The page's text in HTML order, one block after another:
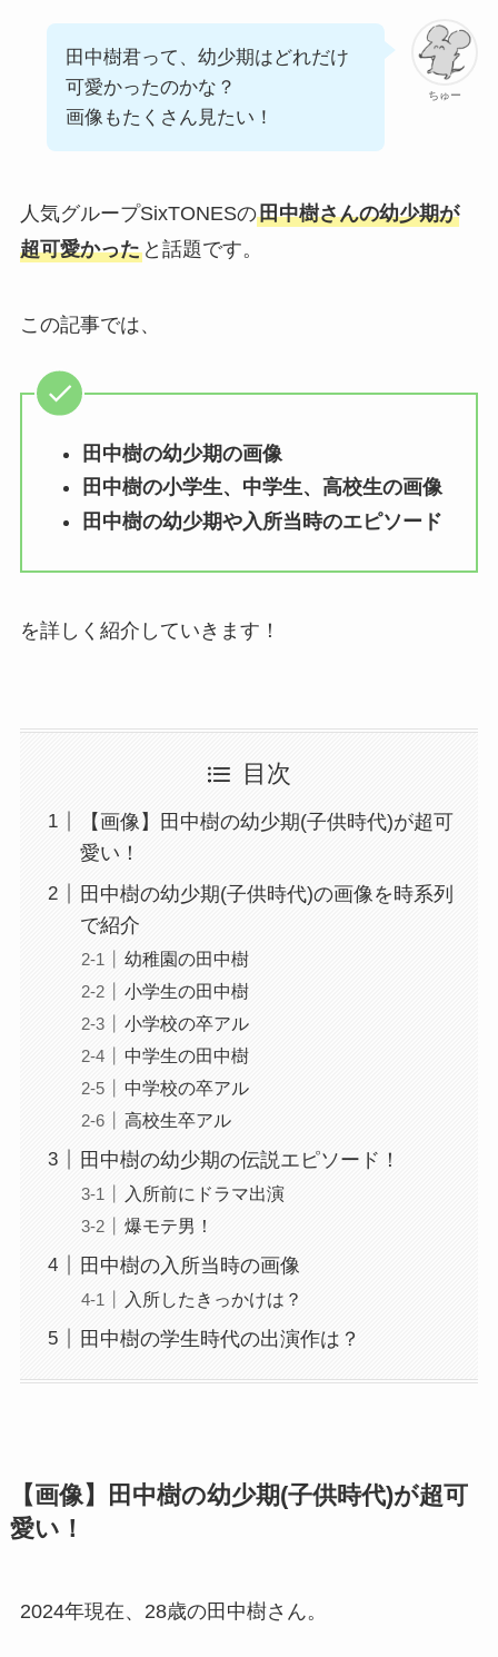
ちゅー
田中樹君って、幼少期はどれだけ
可愛かったのかな？
画像もたくさん見たい！
人気グループSixTONESの田中樹さんの幼少期が
超可愛かったと話題です。
この記事では、
田中樹の幼少期の画像
田中樹の小学生、中学生、高校生の画像
田中樹の幼少期や入所当時のエピソード
を詳しく紹介していきます！
目次
【画像】田中樹の幼少期(子供時代)が超可
愛い！
田中樹の幼少期(子供時代)の画像を時系列
で紹介
幼稚園の田中樹
小学生の田中樹
小学校の卒アル
中学生の田中樹
中学校の卒アル
高校生卒アル
田中樹の幼少期の伝説エピソード！
入所前にドラマ出演
爆モテ男！
田中樹の入所当時の画像
入所したきっかけは？
田中樹の学生時代の出演作は？
【画像】 田中樹の幼少期(子供時代)が超可
愛い！
2024年現在、28歳の田中樹さん。